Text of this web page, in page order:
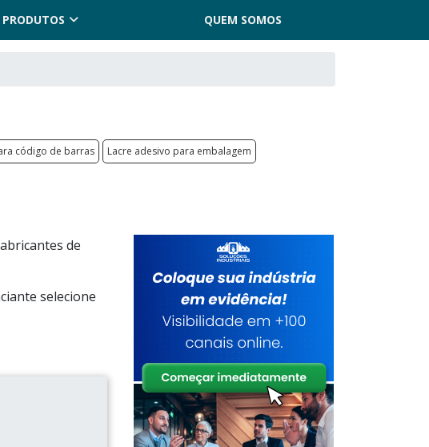
PRODUTOS QUEM SOMOS
código de barras Lacre adesivo para embalagem
de
selecione